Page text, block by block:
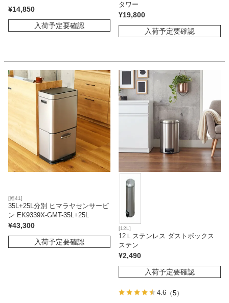
¥14,850
入荷予定要確認
タワー
¥19,800
入荷予定要確認
[幅41]
35L+25L分別 ヒマラヤセンサービ
ン EK9339X-GMT-35L+25L
¥43,300
入荷予定要確認
[12L]
12Ｌステンレス ダストボックス
ステン
¥2,490
入荷予定要確認
4.6 （5）